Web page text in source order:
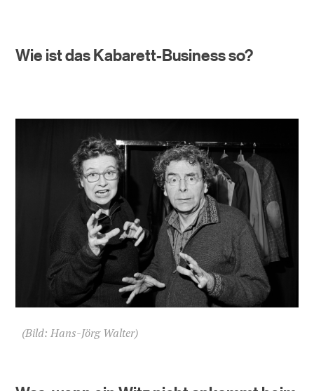
Wie ist das Kabarett-Business so?
(Bild: Hans-Jörg Walter)